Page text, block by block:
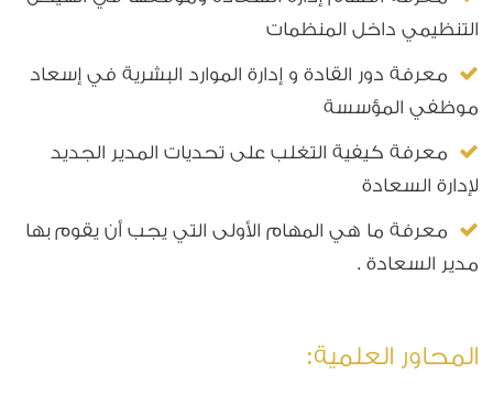
التنظيمي داخل المنظمات
معرفة دور القادة و إدارة الموارد البشرية في إسعاد
موظفي المؤسسة
معرفة كيفية التغلب على تحديات المدير الجديد
لإدارة السعادة
معرفة ما هي المهام الأولى التي يجب أن يقوم بها
مدير السعادة .
المحاور العلمية: